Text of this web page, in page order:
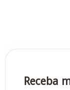
Receba